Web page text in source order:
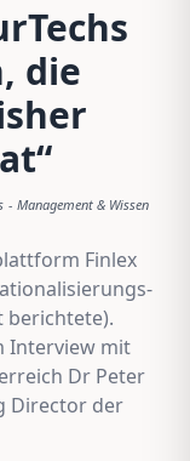
die
- Management & Wissen
Finlex
berichtete).
Interview mit
Dr Peter
Director der